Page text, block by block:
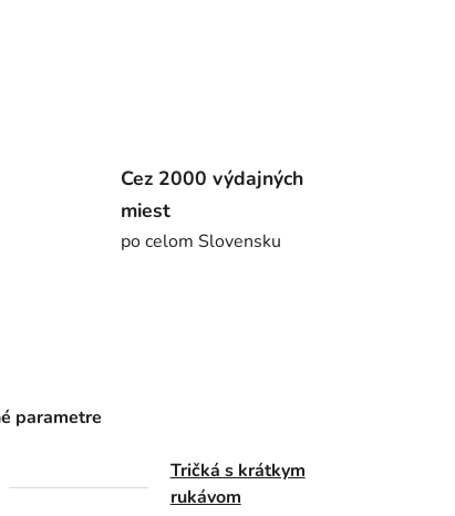
Cez 2000 výdajných
miest
po celom Slovensku
parametre
Tričká s krátkym
rukávom